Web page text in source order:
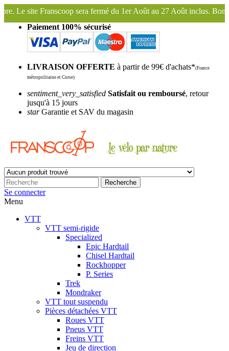
du 1er Août au 27 Août inclus. Bonnes vacances !
Paiement 100% sécurisé
LIVRAISON OFFERTE à partir de 99€ d'achats*(France
métropolitaine et Corse)
sentiment_very_satisfied Satisfait ou remboursé, retour
jusqu'à 15 jours
starGarantie et SAV du magasin
Recherche
Se connecter
Menu
VTT
VTT semi-rigide
Specialized
Epic Hardtail
Chisel Hardtail
Rockhopper
P. Series
Trek
Mondraker
VTT tout suspendu
Pièces détachées VTT
Roues VTT
Pneus VTT
Freins VTT
Jeu de direction